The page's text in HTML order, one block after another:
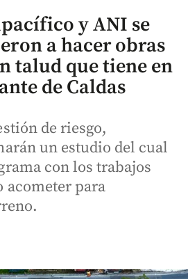
y ANI se
a hacer obras
talud que tiene en
de Caldas
de riesgo,
un estudio del cual
con los trabajos
acometer para